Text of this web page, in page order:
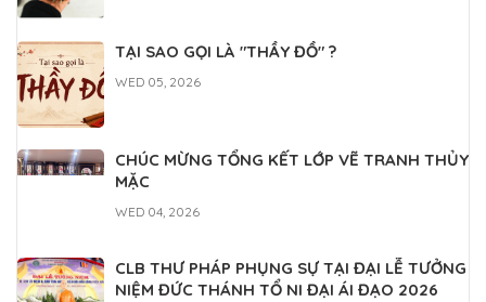
TẠI SAO GỌI LÀ "THẦY ĐỒ" ?
WED 05, 2026
CHÚC MỪNG TỔNG KẾT LỚP VẼ TRANH THỦY
MẶC
WED 04, 2026
CLB THƯ PHÁP PHỤNG SỰ TẠI ĐẠI LỄ TƯỞNG
NIỆM ĐỨC THÁNH TỔ NI ĐẠI ÁI ĐẠO 2026